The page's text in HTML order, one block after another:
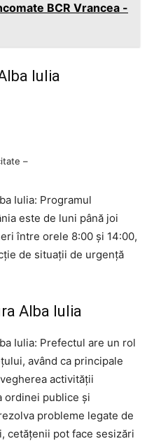
BCR Vrancea -
Iulia
–
Iulia: Programul
este de luni până joi
între orele 8:00 și 14:00,
de situații de urgență
Alba Iulia
Iulia: Prefectul are un rol
având ca principale
activității
ordinei publice și
probleme legate de
cetățenii pot face sesizări